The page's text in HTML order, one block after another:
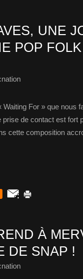
UNE
POP
Waiting For » que nous
de contact est fort
cette composition
À
DE SNAP !